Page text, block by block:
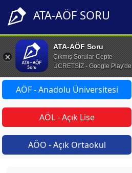
ATA-AÖF SORU
ATA-AÖF Soru
Çıkmış Sorular Cepte
ÜCRETSİZ - Google Play'de
AÖF - Anadolu Üniversitesi
AÖL - Açık Lise
AÖO - Açık Ortaokul